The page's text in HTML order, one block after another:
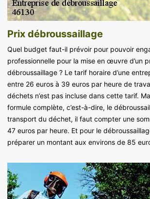
Prix débroussaillage
Quel budget faut-il prévoir pour pouvoir
professionnelle pour la mise en œuvre d’un
débroussaillage ? Le tarif horaire d’une
entre 26 euros à 39 euros par heure de
déchets n’est pas incluse dans cette tarif.
formule complète, c’est-à-dire, le
transport du déchet, il faut compter une
47 euros par heure. Et pour le
préparer un montant aux environs de 85